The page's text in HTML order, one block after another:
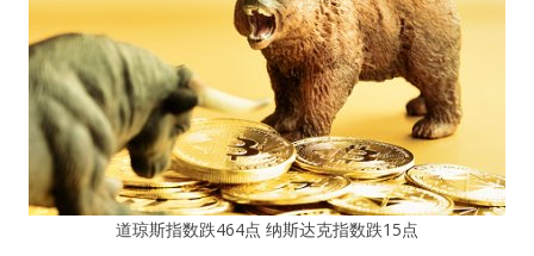
道琼斯指数跌464点 纳斯达克指数跌15点